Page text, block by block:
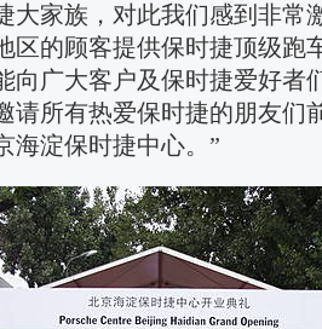
大家族，对此我们感到非常
区的顾客提供保时捷顶级跑
向广大客户及保时捷爱好者
请所有热爱保时捷的朋友们
海淀保时捷中心。”